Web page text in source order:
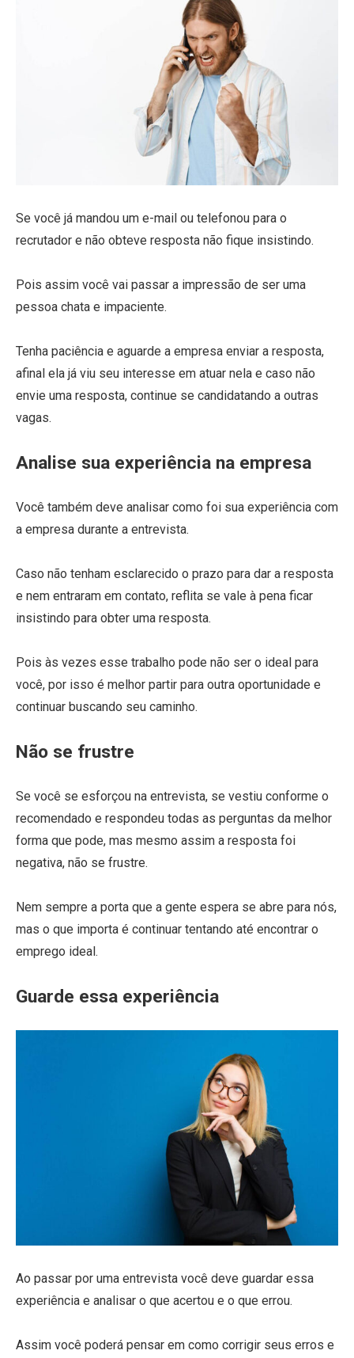
Se você já mandou um e-mail ou telefonou para o
recrutador e não obteve resposta não fique insistindo.
Pois assim você vai passar a impressão de ser uma
pessoa chata e impaciente.
Tenha paciência e aguarde a empresa enviar a resposta,
afinal ela já viu seu interesse em atuar nela e caso não
envie uma resposta, continue se candidatando a outras
vagas.
Analise sua experiência na empresa
Você também deve analisar como foi sua experiência com
a empresa durante a entrevista.
Caso não tenham esclarecido o prazo para dar a resposta
e nem entraram em contato, reflita se vale à pena ficar
insistindo para obter uma resposta.
Pois às vezes esse trabalho pode não ser o ideal para
você, por isso é melhor partir para outra oportunidade e
continuar buscando seu caminho.
Não se frustre
Se você se esforçou na entrevista, se vestiu conforme o
recomendado e respondeu todas as perguntas da melhor
forma que pode, mas mesmo assim a resposta foi
negativa, não se frustre.
Nem sempre a porta que a gente espera se abre para nós,
mas o que importa é continuar tentando até encontrar o
emprego ideal.
Guarde essa experiência
Ao passar por uma entrevista você deve guardar essa
experiência e analisar o que acertou e o que errou.
Assim você poderá pensar em como corrigir seus erros e